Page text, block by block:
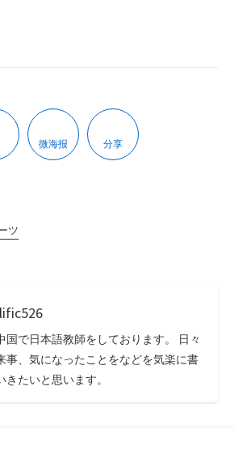
微海报 分享
ツ
国で日本語教師をしております。 日々
事、気になったことをなどを気楽に書
きたいと思います。